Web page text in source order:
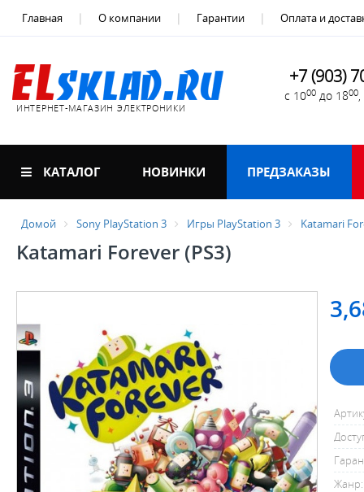
Главная О компании Гарантии Оплата и
ИНТЕРНЕТ-МАГАЗИН ЭЛЕКТРОНИКИ
+7 (903)
с 1000 до 1800
КАТАЛОГ НОВИНКИ ПРЕДЗАКАЗЫ
Домой Sony PlayStation 3 Игры PlayStation 3 Katamari
Katamari Forever (PS3)
Жанр: